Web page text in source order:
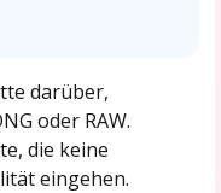
darüber,
oder RAW.
die keine
eingehen.